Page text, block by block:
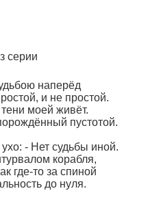
серии
наперёд
и не простой.
моей живёт.
пустотой.
- Нет судьбы иной.
корабля,
где-то за спиной
до нуля.